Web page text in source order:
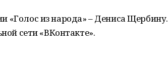
«Голос из народа» – Дениса Щербину.
сети «ВКонтакте».